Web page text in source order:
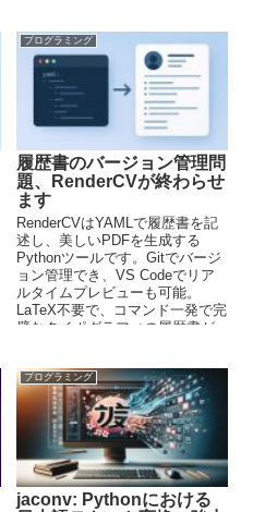
プログラミング
履歴書のバージョン管理問
題、RenderCVが終わらせ
ます
RenderCVはYAMLで履歴書を記
述し、美しいPDFを生成する
Pythonツールです。Gitでバージ
ョン管理でき、VS Codeでリア
ルタイムプレビューも可能。
LaTeX不要で、コマンド一発で完
璧なタイポグラフィの履歴書が
プログラミング
jaconv: Pythonにおける